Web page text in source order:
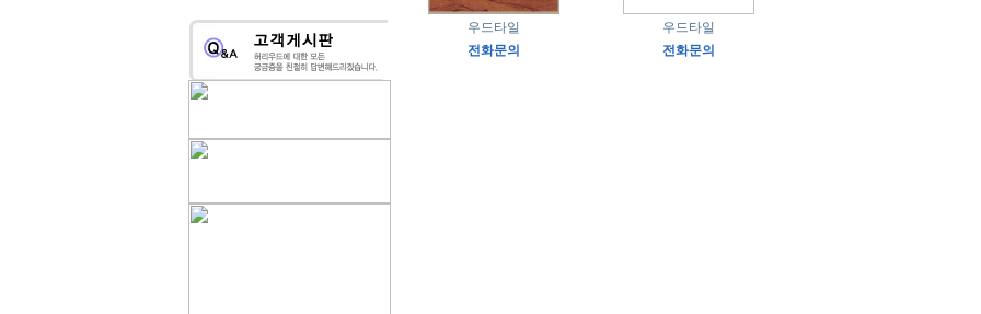
우드타일
전화문의
우드타일
전화문의